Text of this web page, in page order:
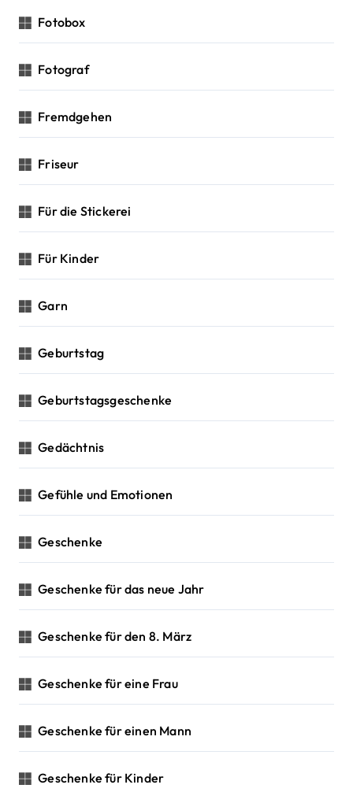
Fotobox
Fotograf
Fremdgehen
Friseur
Für die Stickerei
Für Kinder
Garn
Geburtstag
Geburtstagsgeschenke
Gedächtnis
Gefühle und Emotionen
Geschenke
Geschenke für das neue Jahr
Geschenke für den 8. März
Geschenke für eine Frau
Geschenke für einen Mann
Geschenke für Kinder